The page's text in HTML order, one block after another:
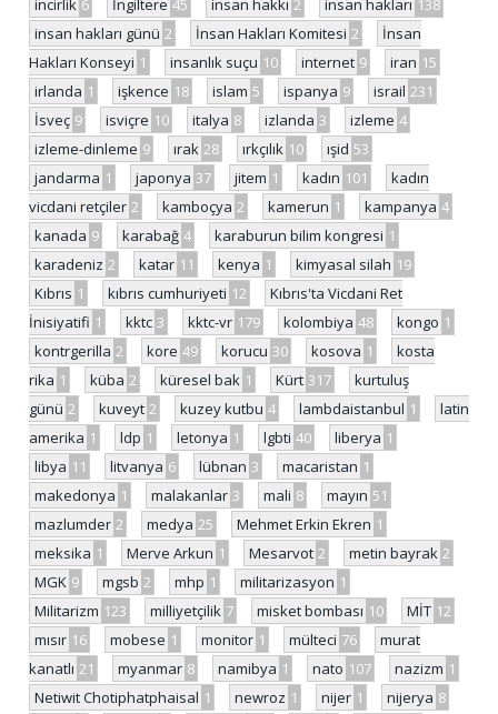
incirlik 6 İngiltere 45 insan hakkı 2 insan hakları 138
insan hakları günü 2 İnsan Hakları Komitesi 2
İnsan
Hakları Konseyi 1 insanlık suçu 10 internet 9 iran 15
irlanda 1 işkence 18 islam 5 ispanya 9 israil 231
İsveç 9 isviçre 10 italya 8 izlanda 3 izleme 4
izleme-dinleme 9 ırak 28 ırkçılık 10 ışid 53
jandarma 1 japonya 37 jitem 1 kadın 101
kadın
vicdani retçiler 2 kamboçya 2 kamerun 1 kampanya 4
kanada 9 karabağ 4 karaburun bilim kongresi 1
karadeniz 2 katar 11 kenya 1 kimyasal silah 19
Kıbrıs 1 kıbrıs cumhuriyeti 12
Kıbrıs'ta Vicdani Ret
İnisiyatifi 1 kktc 3 kktc-vr 179 kolombiya 48 kongo 1
kontrgerilla 2 kore 49 korucu 30 kosova 1
kosta
rika 1 küba 2 küresel bak 1 Kürt 317
kurtuluş
günü 2 kuveyt 2 kuzey kutbu 4 lambdaistanbul 1
latin
amerika 1 ldp 1 letonya 1 lgbti 40 liberya 1
libya 11 litvanya 6 lübnan 3 macaristan 1
makedonya 1 malakanlar 3 mali 8 mayın 51
mazlumder 2 medya 25 Mehmet Erkin Ekren 1
meksika 1 Merve Arkun 1 Mesarvot 2 metin bayrak 2
MGK 9 mgsb 2 mhp 1 militarizasyon 1
Militarizm 123 milliyetçilik 7 misket bombası 10 MİT 12
mısır 16 mobese 1 monitor 1 mülteci 76
murat
kanatlı 21 myanmar 8 namibya 1 nato 107 nazizm 1
Netiwit Chotiphatphaisal 1 newroz 1 nijer 1 nijerya 8